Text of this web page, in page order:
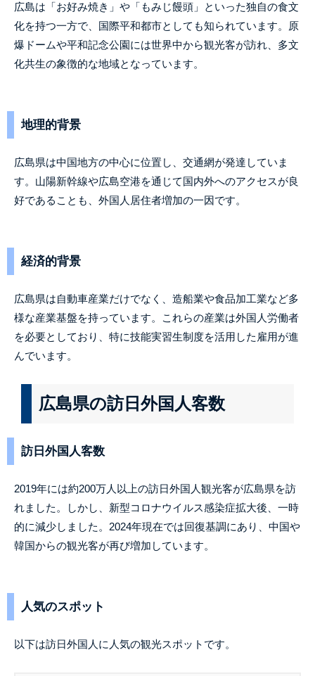
広島は「お好み焼き」や「もみじ饅頭」といった独自の食文
化を持つ一方で、国際平和都市としても知られています。原
爆ドームや平和記念公園には世界中から観光客が訪れ、多文
化共生の象徴的な地域となっています。
地理的背景
広島県は中国地方の中心に位置し、交通網が発達していま
す。山陽新幹線や広島空港を通じて国内外へのアクセスが良
好であることも、外国人居住者増加の一因です。
経済的背景
広島県は自動車産業だけでなく、造船業や食品加工業など多
様な産業基盤を持っています。これらの産業は外国人労働者
を必要としており、特に技能実習生制度を活用した雇用が進
んでいます。
広島県の訪日外国人客数
訪日外国人客数
2019年には約200万人以上の訪日外国人観光客が広島県を訪
れました。しかし、新型コロナウイルス感染症拡大後、一時
的に減少しました。2024年現在では回復基調にあり、中国や
韓国からの観光客が再び増加しています。
人気のスポット
以下は訪日外国人に人気の観光スポットです。